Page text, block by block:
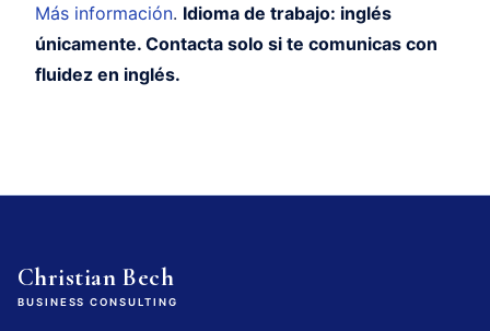
Más información. Idioma de trabajo: inglés
únicamente. Contacta solo si te comunicas con
fluidez en inglés.
Christian Bech
BUSINESS CONSULTING